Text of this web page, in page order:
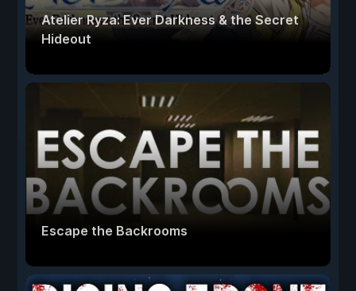
Atelier Ryza: Ever Darkness & the Secret
Hideout
Escape the Backrooms